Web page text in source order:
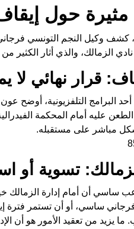
حول
كشف وكيل النجم التونسي
الزمالك، والذي أثار الكثير
قرار نهائي لا
البرامج التلفزيونية، أوضح
الطعن عليه أمام المحكمة
مباشر على مستقبله.
تسوية أو
ساسي أن أمام إدارة الزمالك
ساسي، أو أن تستمر فترة
ما يزيد من تعقيد الأمور هو أن